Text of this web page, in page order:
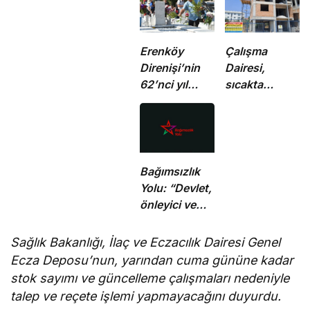
Erenköy
Direnişi’nin
62’nci yıl
dönümünde
şehitler
törenle anıldı
Çalışma
Dairesi,
sıcakta
Bağımsızlık
Yolu: “Devlet,
önleyici ve
sorumluluklarını
yerine
getirmeli”
Sağlık Bakanlığı, İlaç ve Eczacılık Dairesi Genel
Ecza Deposu’nun, yarından cuma gününe kadar
stok sayımı ve güncelleme çalışmaları nedeniyle
talep ve reçete işlemi yapmayacağını duyurdu.